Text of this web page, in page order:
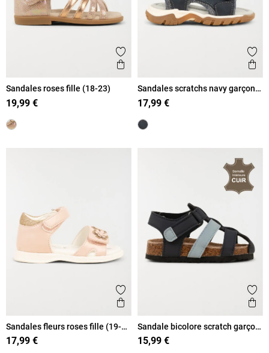
Ajouter aux favoris
Aperçu rapide
Sandales roses fille (18-23)
19,99 €
Sandales scratchs navy garçon
(19-23)
17,99 €
Ajouter aux favoris
Aperçu rapide
Sandales fleurs roses fille (19-
23)
17,99 €
Sandale bicolore scratch garçon
(19-23)
15,99 €